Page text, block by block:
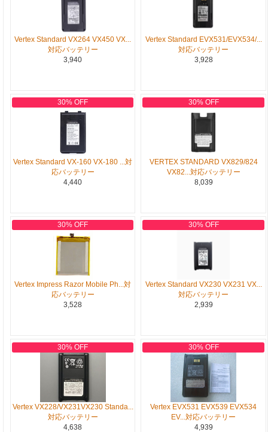
Vertex Standard VX264 VX450 VX...
対応バッテリー
3,940
Vertex Standard EVX531/EVX534/...
対応バッテリー
3,928
30% OFF
Vertex Standard VX-160 VX-180 ...対
応バッテリー
4,440
30% OFF
VERTEX STANDARD VX829/824
VX82...対応バッテリー
8,039
30% OFF
Vertex Impress Razor Mobile Ph...対
応バッテリー
3,528
30% OFF
Vertex Standard VX230 VX231 VX...
対応バッテリー
2,939
30% OFF
Vertex VX228/VX231VX230 Standa...
対応バッテリー
4,638
30% OFF
Vertex EVX531 EVX539 EVX534
EV...対応バッテリー
4,939